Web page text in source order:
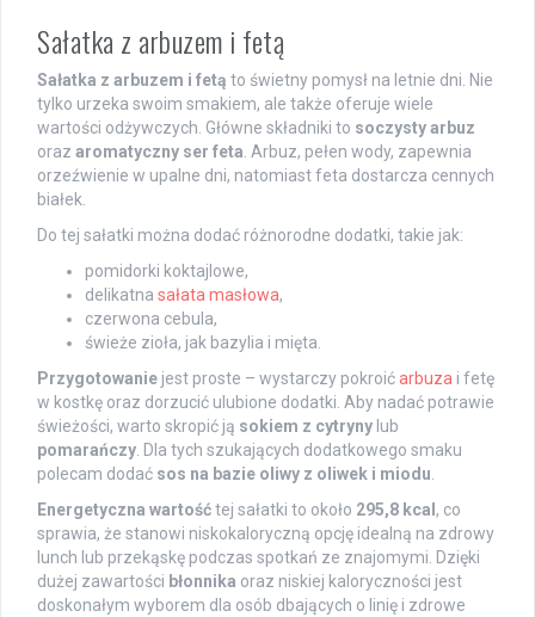
Sałatka z arbuzem i fetą
Sałatka z arbuzem i fetą to świetny pomysł na letnie dni. Nie
tylko urzeka swoim smakiem, ale także oferuje wiele
wartości odżywczych. Główne składniki to soczysty arbuz
oraz aromatyczny ser feta . Arbuz, pełen wody, zapewnia
orzeźwienie w upalne dni, natomiast feta dostarcza cennych
białek.
Do tej sałatki można dodać różnorodne dodatki, takie jak:
pomidorki koktajlowe,
delikatna sałata masłowa,
czerwona cebula,
świeże zioła, jak bazylia i mięta.
Przygotowanie jest proste – wystarczy pokroićarbuza i fetę
w kostkę oraz dorzucić ulubione dodatki. Aby nadać potrawie
świeżości, warto skropić ją sokiem z cytryny lub
pomarańczy . Dla tych szukających dodatkowego smaku
polecam dodać sos na bazie oliwy z oliwek i miodu
Energetyczna wartośćtej sałatki to około 295,8 kcal , co
sprawia, że stanowi niskokaloryczną opcję idealną na zdrowy
lunch lub przekąskę podczas spotkań ze znajomymi. Dzięki
dużej zawartości błonnika oraz niskiej kaloryczności jest
doskonałym wyborem dla osób dbających o linię i zdrowe